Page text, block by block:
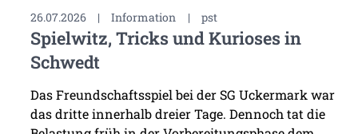
26.07.2026 | Information | pst
Spielwitz, Tricks und Kurioses in
Schwedt
Das Freundschaftsspiel bei der SG Uckermark war
das dritte innerhalb dreier Tage. Dennoch tat die